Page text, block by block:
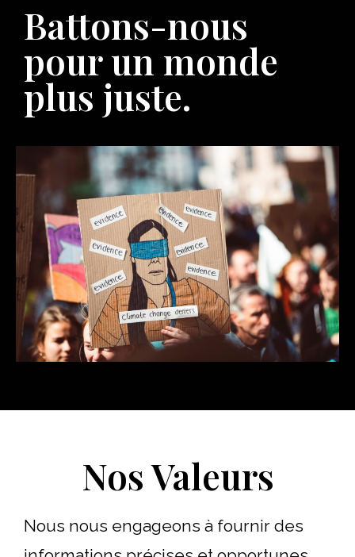
Battons-nous
pour un monde
plus juste.
Nos Valeurs
Nous nous engageons à fournir des